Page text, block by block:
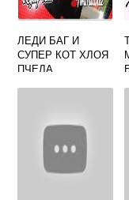
ЛЕДИ БАГ И
СУПЕР КОТ ХЛОЯ
ПЧЕЛА